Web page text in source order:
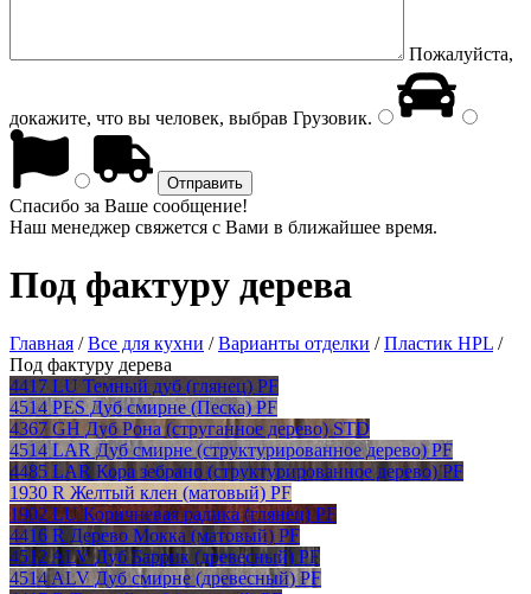
Пожалуйста,
докажите, что вы человек, выбрав Грузовик.
Спасибо за Ваше сообщение!
Наш менеджер свяжется с Вами в ближайшее время.
Под фактуру дерева
Главная /Все для кухни /Варианты отделки /Пластик HPL /
Под фактуру дерева
4417 LU Темный дуб (глянец) PF
4514 PES Дуб смирне (Песка) PF
4367 GH Дуб Рона (струганное дерево) STD
4514 LAR Дуб смирне (структурированное дерево) PF
4485 LAR Кора зебрано (структурированное дерево) PF
1930 R Желтый клен (матовый) PF
1902 LU Коричневая радика (глянец) PF
4416 R Дерево Мокка (матовый) PF
4512 ALV Дуб Баррик (древесный) PF
4514 ALV Дуб смирне (древесный) PF